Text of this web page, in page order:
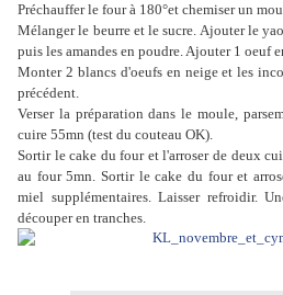
Préchauffer le four à 180°et chemiser un
Mélanger le beurre et le sucre. Ajouter le
puis les amandes en poudre. Ajouter 1 oeuf
Monter 2 blancs d'oeufs en neige et les
précédent.
Verser la préparation dans le moule,
cuire 55mn (test du couteau OK).
Sortir le cake du four et l'arroser de deux
au four 5mn. Sortir le cake du four et
miel supplémentaires. Laisser refroidir.
découper en tranches.